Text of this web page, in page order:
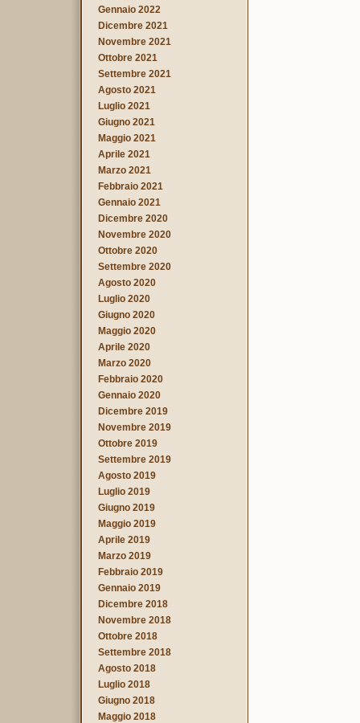
Gennaio 2022
Dicembre 2021
Novembre 2021
Ottobre 2021
Settembre 2021
Agosto 2021
Luglio 2021
Giugno 2021
Maggio 2021
Aprile 2021
Marzo 2021
Febbraio 2021
Gennaio 2021
Dicembre 2020
Novembre 2020
Ottobre 2020
Settembre 2020
Agosto 2020
Luglio 2020
Giugno 2020
Maggio 2020
Aprile 2020
Marzo 2020
Febbraio 2020
Gennaio 2020
Dicembre 2019
Novembre 2019
Ottobre 2019
Settembre 2019
Agosto 2019
Luglio 2019
Giugno 2019
Maggio 2019
Aprile 2019
Marzo 2019
Febbraio 2019
Gennaio 2019
Dicembre 2018
Novembre 2018
Ottobre 2018
Settembre 2018
Agosto 2018
Luglio 2018
Giugno 2018
Maggio 2018